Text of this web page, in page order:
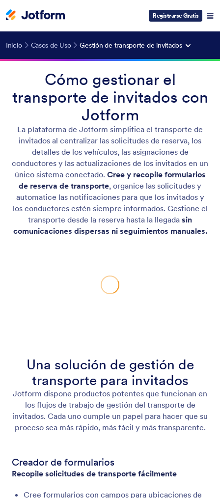
Registrarse Gratis
Inicio Casos de Uso Gestión de transporte de invitados
Cómo gestionar el
transporte de invitados con
Jotform
La plataforma de Jotform simplifica el transporte de
invitados al centralizar las solicitudes de reserva, los
detalles de los vehículos, las asignaciones de
conductores y las actualizaciones de los invitados en un
único sistema conectado. Cree y recopile formularios
de reserva de transporte, organice las solicitudes y
automatice las notificaciones para que los invitados y
los conductores estén siempre informados. Gestione el
transporte desde la reserva hasta la llegada sin
comunicaciones dispersas ni seguimientos manuales.
Una solución de gestión de
transporte para invitados
Jotform dispone productos potentes que funcionan en
los flujos de trabajo de gestión del transporte de
invitados. Cada uno cumple un papel para hacer que su
proceso sea más rápido, más fácil y más transparente.
Creador de formularios
Recopile solicitudes de transporte fácilmente
Cree formularios con campos para ubicaciones de